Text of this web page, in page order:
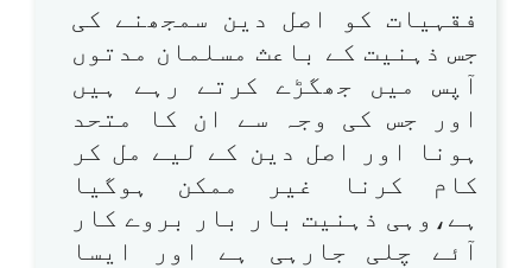
فقہیات کو اصل دین سمجھنے کی
جس ذہنیت کے باعث مسلمان مدتوں
آپس میں جھگڑے کرتے رہے ہیں
اور جس کی وجہ سے ان کا متحد
ہونا اور اصل دین کے لیے مل کر
کام کرنا غیر ممکن ہوگیا
ہے،وہی ذہنیت بار بار بروے کار
آئے چلی جارہی ہے اور ایسا